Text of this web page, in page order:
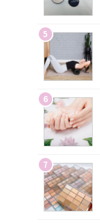
5
6
7